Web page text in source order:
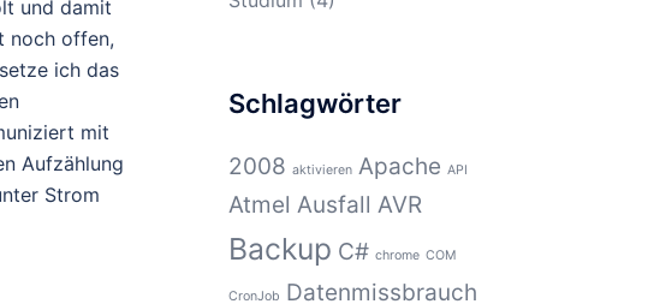
und damit
noch offen,
ich das
mit
Aufzählung
Strom
Schlagwörter
2008 aktivieren Apache API
Atmel Ausfall AVR
Backup C# chrome COM
CronJob Datenmissbrauch